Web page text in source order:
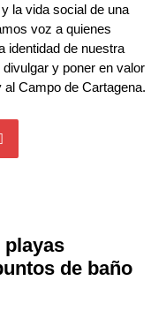
la vida social de una
voz a quienes
identidad de nuestra
y poner en valor
Campo de Cartagena.
playas
de baño